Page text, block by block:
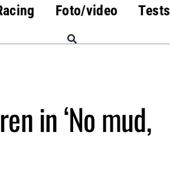
Foto/video Tests
in ‘No mud,